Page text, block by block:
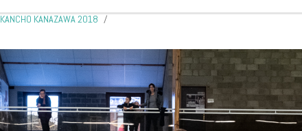
KANCHO KANAZAWA 2018